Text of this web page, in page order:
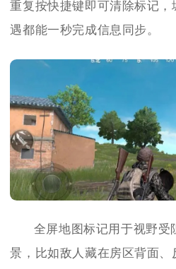
重复按快捷键即可清除标记
遇都能一秒完成信息同步。
全屏地图标记用于视野受
景，比如敌人藏在房区背面